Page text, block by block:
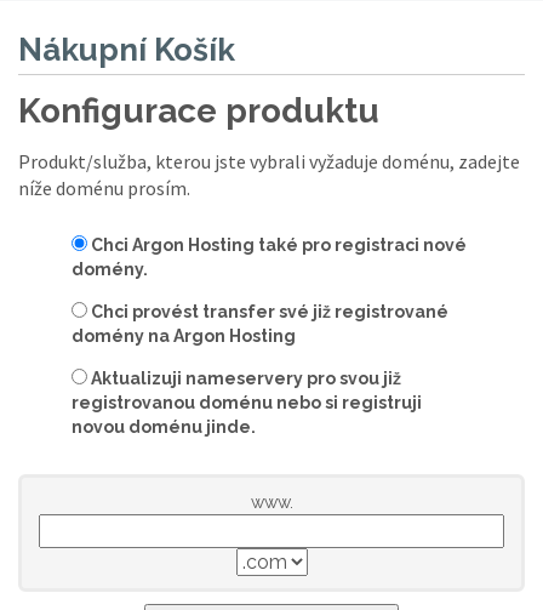
Nákupní Košík
Konfigurace produktu
Produkt/služba, kterou jste vybrali vyžaduje doménu, zadejte
níže doménu prosím.
Chci Argon Hosting také pro registraci nové
domény.
Chci provést transfer své již registrované
domény na Argon Hosting
Aktualizuji nameservery pro svou již
registrovanou doménu nebo si registruji
novou doménu jinde.
www.